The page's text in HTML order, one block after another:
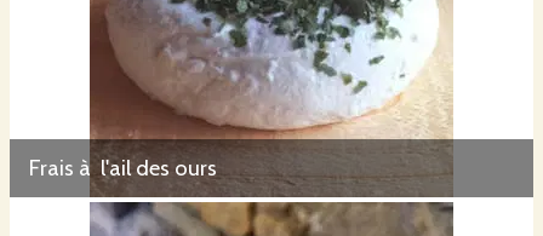
Frais à l'ail des ours